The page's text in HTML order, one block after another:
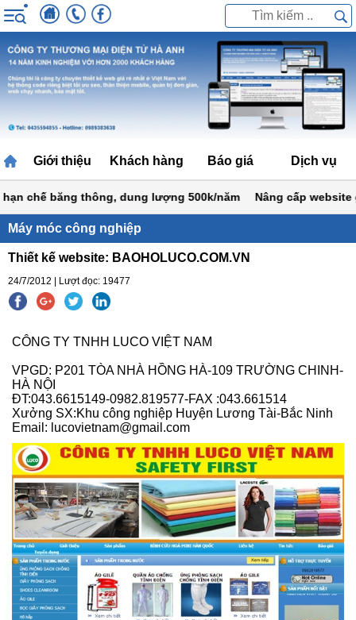
Giới thiệu Khách hàng Báo giá Dịch vụ
chế băng thông, dung lượng 500k/năm Nâng cấp website
Máy móc công nghiệp
Thiết kế website: BAOHOLUCO.COM.VN
24/7/2012 | Lượt đọc: 19477
CÔNG TY TNHH LUCO VIỆT NAM
VPGD: P201 TÒA NHÀ HỒNG HÀ-109 TRƯỜNG CHINH-
HÀ NỘI
ĐT:043.6615149-0982.819577-FAX :043.661514
Xưởng SX:Khu công nghiệp Huyện Lương Tài-Bắc Ninh
Email: lucovietnam@gmail.com